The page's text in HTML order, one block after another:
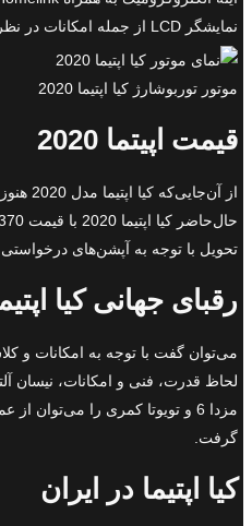
نمایشگر LCD از جمله امکانات در نظر گرفته‌شده در اپتیما 2020 است.
موتور توربوشارژ کیا اپتیما 2020
قیمت اپیتما 2020
از
تحویل با توجه به آپشن‌های
رقبای جهانی کیا اپتیما
می‌توان گفت با توجه به امکانات و
لحاظ قدرت، فنی و امکانات، نیسان
گرفت.
کیا اپتیما در ایران